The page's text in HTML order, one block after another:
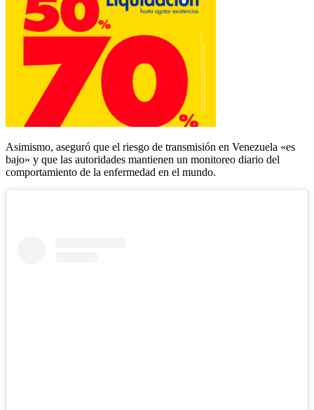
Asimismo, aseguró que el riesgo de transmisión en Venezuela «es
bajo» y que las autoridades mantienen un monitoreo diario del
comportamiento de la enfermedad en el mundo.